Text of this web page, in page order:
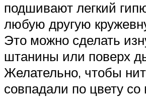
подшивают легкий
любую другую
Это можно сделать
штанины или поверх
Желательно, чтобы
совпадали по цвету со